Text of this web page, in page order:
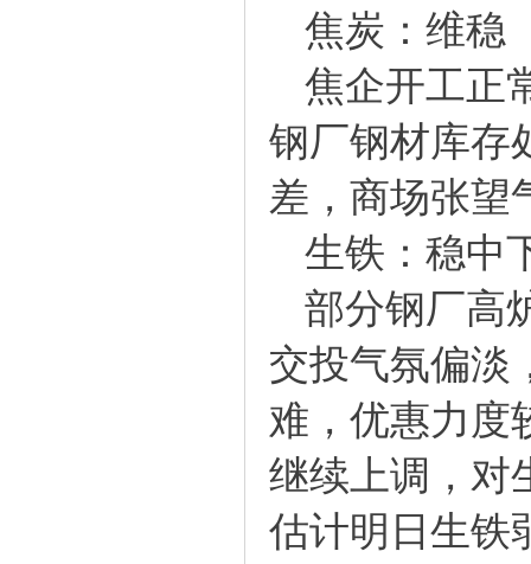
焦炭：维稳
焦企开工正
钢厂钢材库存
差，商场张望
生铁：稳中
部分钢厂高
交投气氛偏淡
难，优惠力度
继续上调，对
估计明日生铁